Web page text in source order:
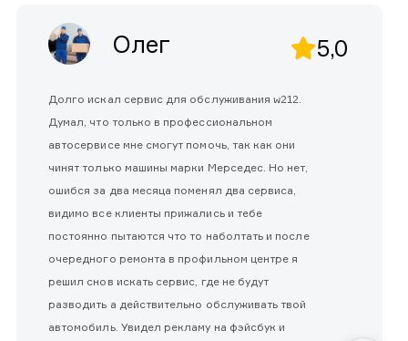
Олег 5,0
Долго искал сервис для обслуживания w212.
Думал, что только в профессиональном
автосервисе мне смогут помочь, так как они
чинят только машины марки Мерседес. Но нет,
ошибся за два месяца поменял два сервиса,
видимо все клиенты прижались и тебе
постоянно пытаются что то наболтать и после
очередного ремонта в профильном центре я
решил снов искать сервис, где не будут
разводить а действительно обслуживать твой
автомобиль. Увидел рекламу на фэйсбук и